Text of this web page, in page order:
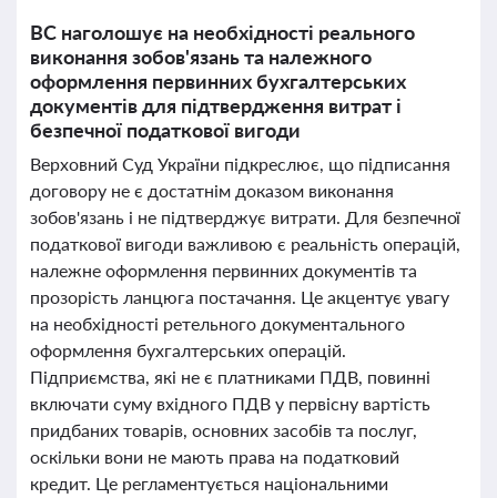
ВС наголошує на необхідності реального
виконання зобов'язань та належного
оформлення первинних бухгалтерських
документів для підтвердження витрат і
безпечної податкової вигоди
Верховний Суд України підкреслює, що підписання
договору не є достатнім доказом виконання
зобов'язань і не підтверджує витрати. Для безпечної
податкової вигоди важливою є реальність операцій,
належне оформлення первинних документів та
прозорість ланцюга постачання. Це акцентує увагу
на необхідності ретельного документального
оформлення бухгалтерських операцій.
Підприємства, які не є платниками ПДВ, повинні
включати суму вхідного ПДВ у первісну вартість
придбаних товарів, основних засобів та послуг,
оскільки вони не мають права на податковий
кредит. Це регламентується національними